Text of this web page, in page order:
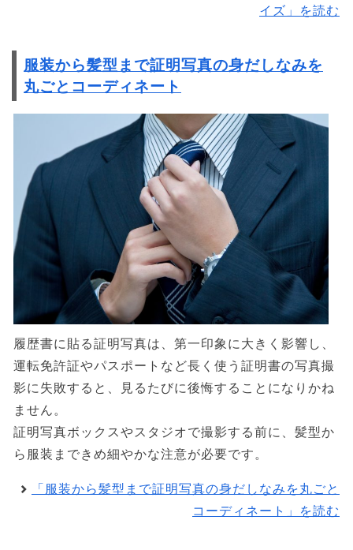
イズ」を読む
服装から髪型まで証明写真の身だしなみを
丸ごとコーディネート
履歴書に貼る証明写真は、第一印象に大きく影響し、
運転免許証やパスポートなど長く使う証明書の写真撮
影に失敗すると、見るたびに後悔することになりかね
ません。
証明写真ボックスやスタジオで撮影する前に、髪型か
ら服装まできめ細やかな注意が必要です。
「服装から髪型まで証明写真の身だしなみを丸ごと
コーディネート」を読む